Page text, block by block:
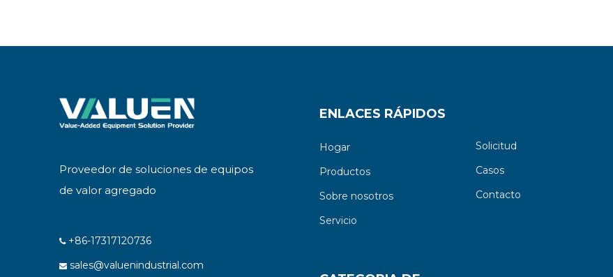
Proveedor de soluciones de equipos
de valor agregado
 +86-17317120736
 sales@valuenindustrial.com
ENLACES RÁPIDOS
Hogar
Productos
Sobre nosotros
Servicio
Solicitud
Casos
Contacto